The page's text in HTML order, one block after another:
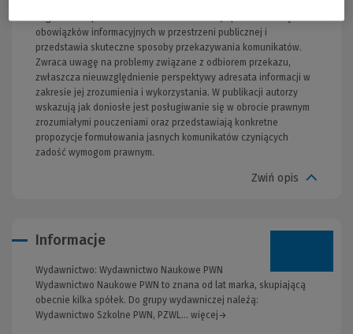
obowiązków informacyjnych w przestrzeni publicznej i
przedstawia skuteczne sposoby przekazywania komunikatów.
Zwraca uwagę na problemy związane z odbiorem przekazu,
zwłaszcza nieuwzględnienie perspektywy adresata informacji w
zakresie jej zrozumienia i wykorzystania. W publikacji autorzy
wskazują jak doniosłe jest posługiwanie się w obrocie prawnym
zrozumiałymi pouczeniami oraz przedstawiają konkretne
propozycje formułowania jasnych komunikatów czyniących
zadość wymogom prawnym.
Zwiń opis
Informacje
Wydawnictwo: Wydawnictwo Naukowe PWN
Wydawnictwo Naukowe PWN to znana od lat marka, skupiającą
obecnie kilka spółek. Do grupy wydawniczej należą:
Wydawnictwo Szkolne PWN, PZWL... więcej→